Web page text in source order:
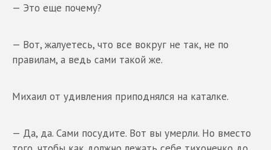
— Это еще почему?
— Вот, жалуетесь, что все вокруг не так, не по
правилам, а ведь сами такой же.
Михаил от удивления приподнялся на каталке.
— Да, да. Сами посудите. Вот вы умерли. Но вместо